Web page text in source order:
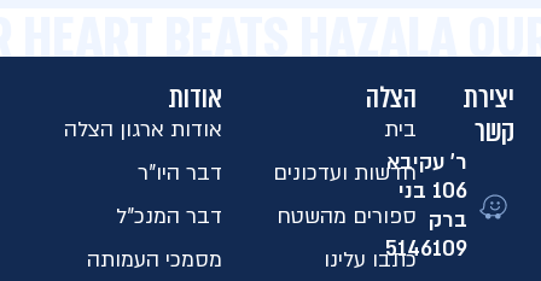
BEATS HAZALA
יצירת
קשר
ר' עקיבא
106 בני
ברק
5146109​
הצלה
בית
חדשות ועדכונים
ספורים מהשטח
כתבו עלינו
אודות
אודות ארגון הצלה
דבר היו"ר
דבר המנכ"ל
מסמכי העמותה